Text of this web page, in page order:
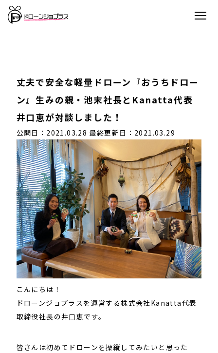
丈夫で安全な軽量ドローン『おうちドロー
ン』生みの親・池末社長とKanatta代表
井口恵が対談しました！
公開日：2021.03.28 最終更新日：2021.03.29
こんにちは！
ドローンジョプラスを運営する株式会社Kanatta代表
取締役社長の井口恵です。
皆さんは初めてドローンを操縦してみたいと思った